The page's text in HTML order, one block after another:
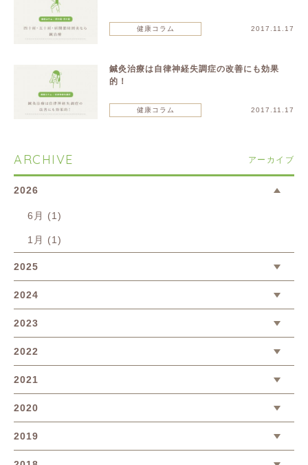
健康コラム 2017.11.17
鍼灸治療は自律神経失調症の改善にも効果
的！
健康コラム 2017.11.17
ARCHIVE アーカイブ
2026
6月 (1)
1月 (1)
2025
2024
2023
2022
2021
2020
2019